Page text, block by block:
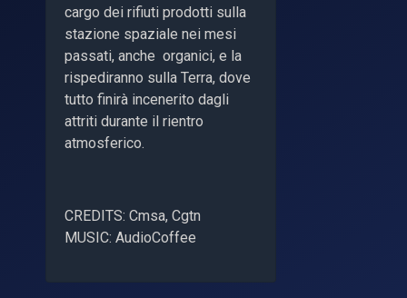
cargo dei rifiuti prodotti sulla
stazione spaziale nei mesi
passati, anche organici, e la
rispediranno sulla Terra, dove
tutto finirà incenerito dagli
attriti durante il rientro
atmosferico.
CREDITS: Cmsa, Cgtn
MUSIC: AudioCoffee